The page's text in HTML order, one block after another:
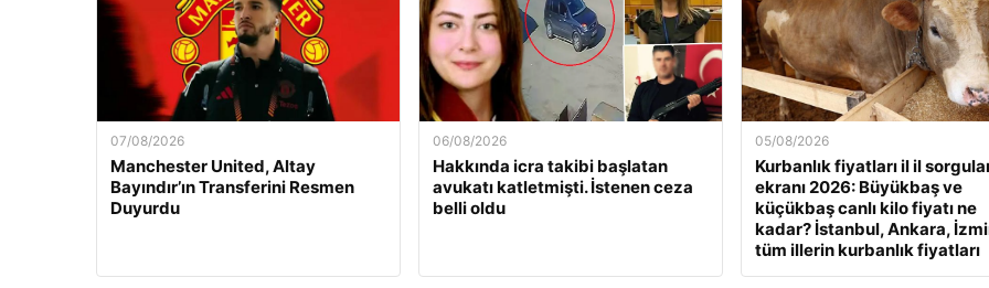
07/08/2026
Manchester United, Altay
Bayındır’ın Transferini Resmen
Duyurdu
06/08/2026
Hakkında icra takibi başlatan
avukatı katletmişti. İstenen ceza
belli oldu
05/08/2026
Kurbanlık fiyatları il il
ekranı 2026: Büyükbaş ve
küçükbaş canlı kilo fiyatı ne
kadar? İstanbul, Ankara,
tüm illerin kurbanlık fiyatları